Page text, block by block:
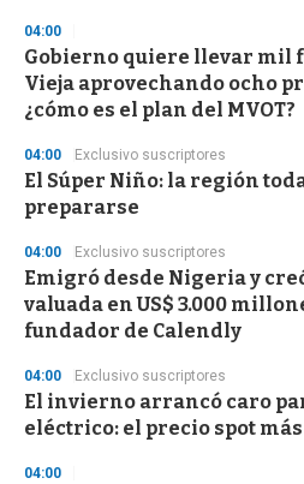
04:00
Gobierno quiere llevar mil
Vieja aprovechando ocho
¿cómo es el plan del MVOT?
04:00 Exclusivo suscriptores
El Súper Niño: la región
prepararse
04:00 Exclusivo suscriptores
Emigró desde Nigeria y
valuada en US$ 3.000
fundador de Calendly
04:00 Exclusivo suscriptores
El invierno arrancó caro
eléctrico: el precio spot
04:00